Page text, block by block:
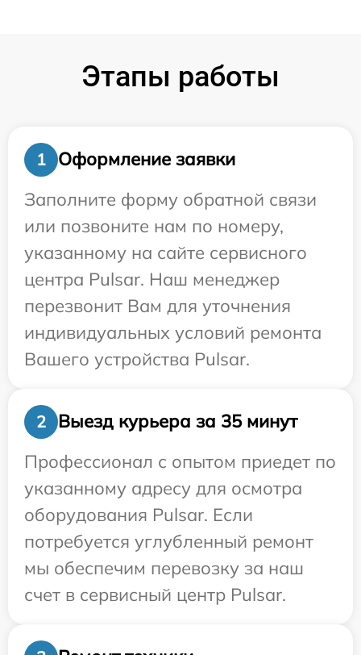
Этапы работы
1
Оформление заявки
Заполните форму обратной связи
или позвоните нам по номеру,
указанному на сайте сервисного
центра Pulsar. Наш менеджер
перезвонит Вам для уточнения
индивидуальных условий ремонта
Вашего устройства Pulsar.
2
Выезд курьера за 35 минут
Профессионал с опытом приедет по
указанному адресу для осмотра
оборудования Pulsar. Если
потребуется углубленный ремонт
мы обеспечим перевозку за наш
счет в сервисный центр Pulsar.